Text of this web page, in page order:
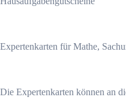
Expertenkarten für Mathe,
Die Expertenkarten können an